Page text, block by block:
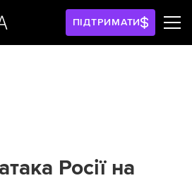
ПІДТРИМАТИ
Росії на